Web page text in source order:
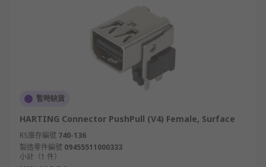
暫時缺貨
HARTING Connector PushPull (V4) Female, Surface
RS庫存編號 740-136
製造零件編號 09455511000333
小計（1 件）